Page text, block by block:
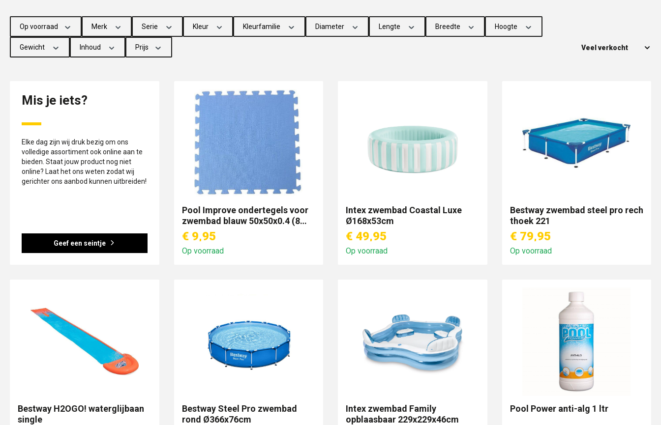
Op voorraad Merk Serie Kleur Kleurfamilie Diameter Lengte Breedte Hoogte
Gewicht Inhoud Prijs
Mis je iets?
Elke dag zijn wij druk bezig om ons
volledige assortiment ook online aan te
bieden. Staat jouw product nog niet
online? Laat het ons weten zodat wij
gerichter ons aanbod kunnen uitbreiden!
Geef een seintje
Pool Improve ondertegels voor
zwembad blauw 50x50x0.4 (8
stuks)
€ 9,95
Op voorraad
Intex zwembad Coastal Luxe
Ø168x53cm
€ 49,95
Op voorraad
Bestway zwembad steel pro rech
thoek 221
€ 79,95
Op voorraad
Bestway H2OGO! waterglijbaan
single
Bestway Steel Pro zwembad
rond Ø366x76cm
Intex zwembad Family
opblaasbaar 229x229x46cm
Pool Power anti-alg 1 ltr